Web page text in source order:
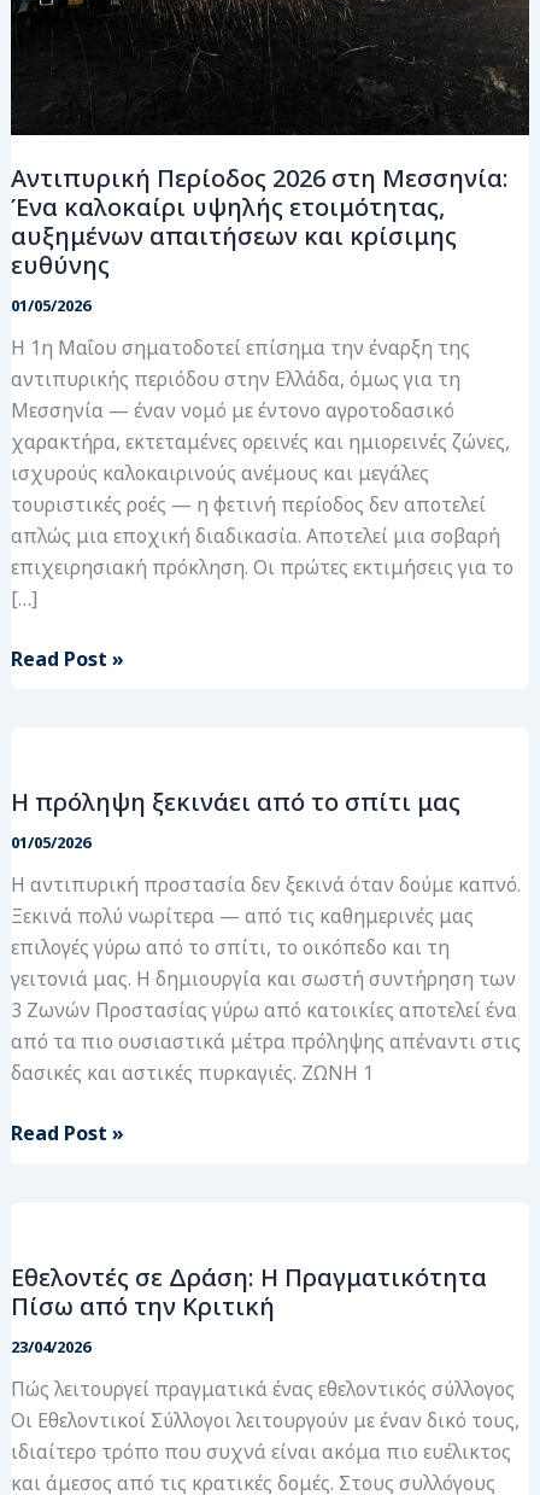
Αντιπυρική Περίοδος 2026 στη Μεσσηνία:
Ένα καλοκαίρι υψηλής ετοιμότητας,
αυξημένων απαιτήσεων και κρίσιμης
ευθύνης
01/05/2026
Η 1η Μαΐου σηματοδοτεί επίσημα την έναρξη της
αντιπυρικής περιόδου στην Ελλάδα, όμως για τη
Μεσσηνία — έναν νομό με έντονο αγροτοδασικό
χαρακτήρα, εκτεταμένες ορεινές και ημιορεινές ζώνες,
ισχυρούς καλοκαιρινούς ανέμους και μεγάλες
τουριστικές ροές — η φετινή περίοδος δεν αποτελεί
απλώς μια εποχική διαδικασία. Αποτελεί μια σοβαρή
επιχειρησιακή πρόκληση. Οι πρώτες εκτιμήσεις για το
[…]
ετοιμότητας,
αυξημένων
απαιτήσεων
και
κρίσιμης
ευθύνης
Read Post »
Η πρόληψη ξεκινάει από το σπίτι μας
01/05/2026
Η αντιπυρική προστασία δεν ξεκινά όταν δούμε καπνό.
Ξεκινά πολύ νωρίτερα — από τις καθημερινές μας
επιλογές γύρω από το σπίτι, το οικόπεδο και τη
γειτονιά μας. Η δημιουργία και σωστή συντήρηση των
3 Ζωνών Προστασίας γύρω από κατοικίες αποτελεί ένα
από τα πιο ουσιαστικά μέτρα πρόληψης απέναντι στις
δασικές και αστικές πυρκαγιές. ΖΩΝΗ 1
ξεκινάει
από
σπίτι
μας
Read Post »
Εθελοντές σε Δράση: Η Πραγματικότητα
Πίσω από την Κριτική
23/04/2026
Πώς λειτουργεί πραγματικά ένας εθελοντικός σύλλογος
Οι Εθελοντικοί Σύλλογοι λειτουργούν με έναν δικό τους,
ιδιαίτερο τρόπο που συχνά είναι ακόμα πιο ευέλικτος
και άμεσος από τις κρατικές δομές. Στους συλλόγους
Δράση:
Η
Πραγματικότητα
Πίσω
από
την
Κριτική